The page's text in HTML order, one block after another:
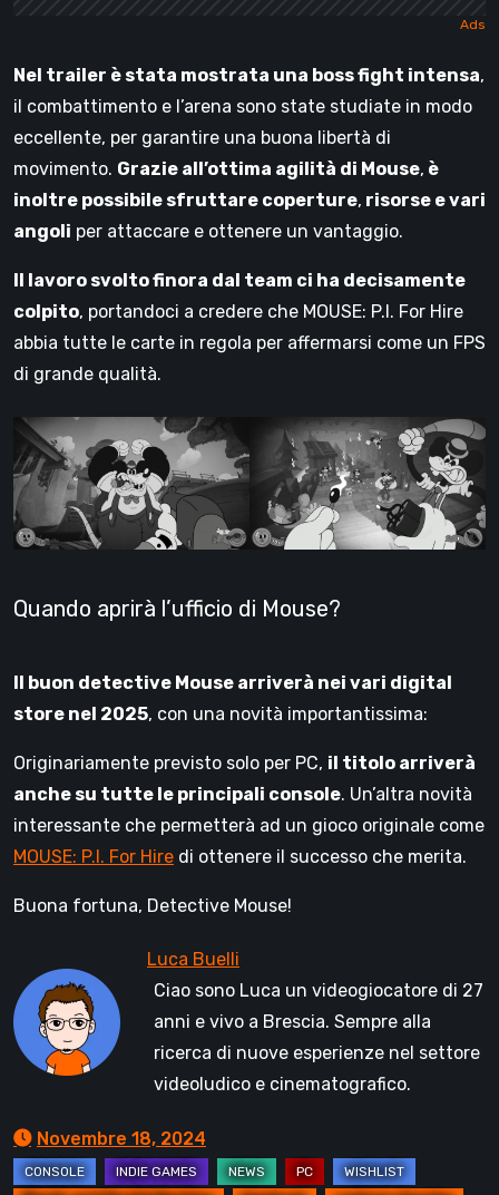
Nel trailer è stata mostrata una boss fight intensa,
il combattimento e l’arena sono state studiate in modo
eccellente, per garantire una buona libertà di
movimento. Grazie all’ottima agilità di Mouse, è
inoltre possibile sfruttare coperture, risorse e vari
angoli per attaccare e ottenere un vantaggio.
Il lavoro svolto finora dal team ci ha decisamente
colpito, portandoci a credere che MOUSE: P.I. For Hire
abbia tutte le carte in regola per affermarsi come un FPS
di grande qualità.
Quando aprirà l’ufficio di Mouse?
Il buon detective Mouse arriverà nei vari digital
store nel 2025, con una novità importantissima:
Originariamente previsto solo per PC, il titolo arriverà
anche su tutte le principali console. Un’altra novità
interessante che permetterà ad un gioco originale come
MOUSE: P.I. For Hire di ottenere il successo che merita.
Buona fortuna, Detective Mouse!
Ciao sono Luca un videogiocatore di 27
anni e vivo a Brescia. Sempre alla
ricerca di nuove esperienze nel settore
videoludico e cinematografico.
Novembre 18, 2024